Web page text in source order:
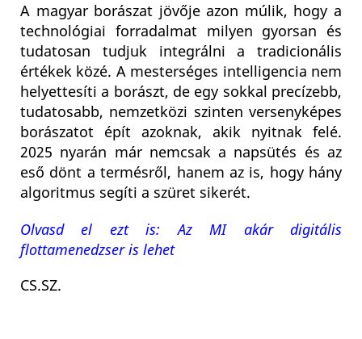
A magyar borászat jövője azon múlik, hogy a
technológiai forradalmat milyen gyorsan és
tudatosan tudjuk integrálni a tradicionális
értékek közé. A mesterséges intelligencia nem
helyettesíti a borászt, de egy sokkal precízebb,
tudatosabb, nemzetközi szinten versenyképes
borászatot épít azoknak, akik nyitnak felé.
2025 nyarán már nemcsak a napsütés és az
eső dönt a termésről, hanem az is, hogy hány
algoritmus segíti a szüret sikerét.
Olvasd el ezt is: Az MI akár digitális
flottamenedzser is lehet
CS.SZ.